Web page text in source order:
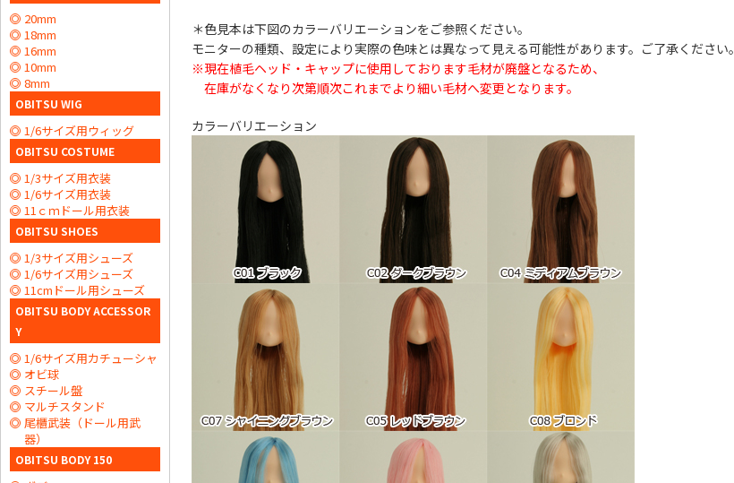
＊色見本は下図のカラーバリエーションをご参照ください。
モニターの種類、設定により実際の色味とは異なって見える可能性があります。ご了承ください。
※現在植毛ヘッド・キャップに使用しております毛材が廃盤となるため、
在庫がなくなり次第順次これまでより細い毛材へ変更となります。
カラーバリエーション
20mm
18mm
16mm
10mm
8mm
OBITSU WIG
1/6サイズ用ウィッグ
OBITSU COSTUME
1/3サイズ用衣装
1/6サイズ用衣装
11ｃｍドール用衣装
OBITSU SHOES
1/3サイズ用シューズ
1/6サイズ用シューズ
11cmドール用シューズ
OBITSU BODY ACCESSOR
Y
1/6サイズ用カチューシャ
オビ球
スチール盤
マルチスタンド
尾櫃武装（ドール用武
器）
OBITSU BODY 150